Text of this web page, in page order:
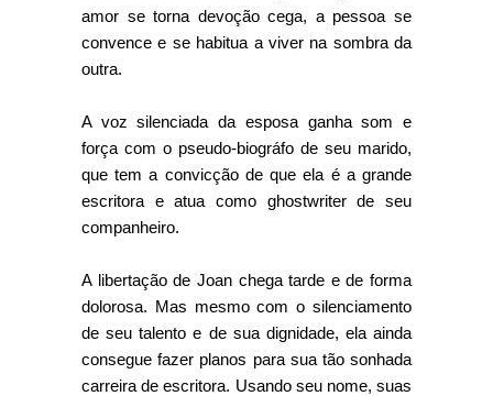
amor se torna devoção cega, a pessoa se
convence e se habitua a viver na sombra da
outra.
A voz silenciada da esposa ganha som e
força com o pseudo-biográfo de seu marido,
que tem a convicção de que ela é a grande
escritora e atua como ghostwriter de seu
companheiro.
A libertação de Joan chega tarde e de forma
dolorosa. Mas mesmo com o silenciamento
de seu talento e de sua dignidade, ela ainda
consegue fazer planos para sua tão sonhada
carreira de escritora. Usando seu nome, suas